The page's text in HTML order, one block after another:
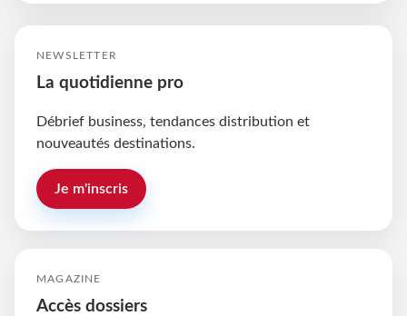
NEWSLETTER
La quotidienne pro
Débrief business, tendances distribution et
nouveautés destinations.
Je m'inscris
MAGAZINE
Accès dossiers